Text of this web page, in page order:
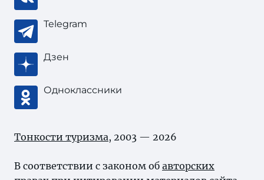
Telegram
Дзен
Одноклассники
Тонкости туризма, 2003 — 2026
В соответствии с законом об авторских